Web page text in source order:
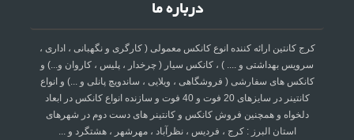
درباره ما
کرج کانتین ارائه کننده انوع کانکس معمولی ( کارگری و نگهبانی ، اداری ،
سرویس بهداشتی و .... ) ، کانکس سیار ( چرخدار ، پلیس ، کاروان و...) و
کانکس های سفارشی ( فروشگاهی ، ویلایی ، ساندویچ پانلی و ...) و انواع
کانتینر در سایزهای 20 فوت و 40 فوت و سازنده انواع کانکس در ابعاد
دلخواه و همچنین فروش کانکس و کانتینر های دست دوم در شهرهای
استان البرز : کرج ، فردیس ، نظرآباد ، مهرشهر ، هشتگرد و ...